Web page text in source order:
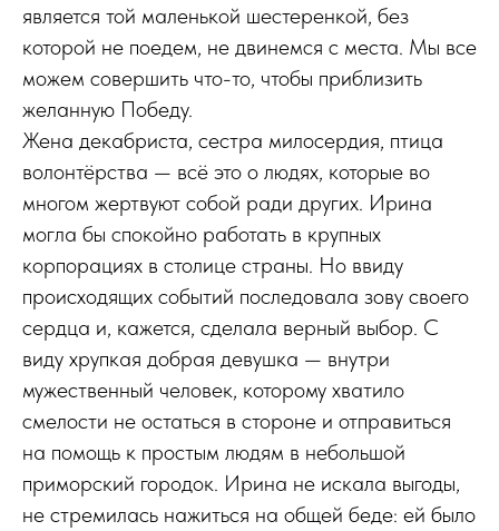
является той маленькой шестеренкой, без
которой не поедем, не двинемся с места. Мы все
можем совершить что-то, чтобы приблизить
желанную Победу.
Жена декабриста, сестра милосердия, птица
волонтёрства — всё это о людях, которые во
многом жертвуют собой ради других. Ирина
могла бы спокойно работать в крупных
корпорациях в столице страны. Но ввиду
происходящих событий последовала зову своего
сердца и, кажется, сделала верный выбор. С
виду хрупкая добрая девушка — внутри
мужественный человек, которому хватило
смелости не остаться в стороне и отправиться
на помощь к простым людям в небольшой
приморский городок. Ирина не искала выгоды,
не стремилась нажиться на общей беде: ей было